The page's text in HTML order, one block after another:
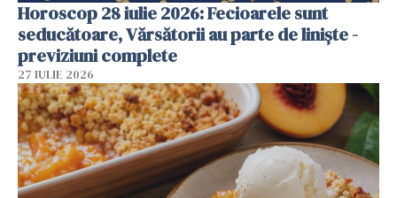
Horoscop 28 iulie 2026: Fecioarele sunt
seducătoare, Vărsătorii au parte de liniște -
previziuni complete
27 IULIE 2026